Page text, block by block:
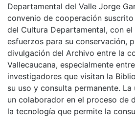
Departamental del Valle Jorge
convenio de cooperación
del Cultura Departamental, con el
esfuerzos para su conservación,
divulgación del Archivo entre la
Vallecaucana, especialmente
investigadores que visitan la
su uso y consulta permanente. La
un colaborador en el proceso de
la tecnología que permite la